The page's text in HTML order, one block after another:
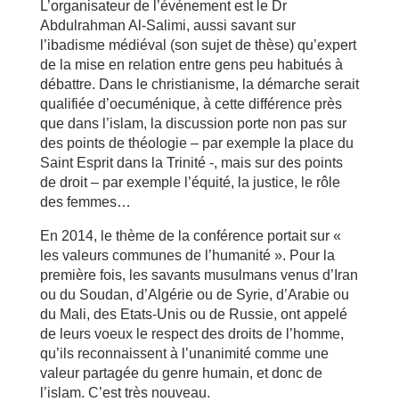
L’organisateur de l’événement est le Dr
Abdulrahman Al-Salimi, aussi savant sur
l’ibadisme médiéval (son sujet de thèse) qu’expert
de la mise en relation entre gens peu habitués à
débattre. Dans le christianisme, la démarche serait
qualifiée d’oecuménique, à cette différence près
que dans l’islam, la discussion porte non pas sur
des points de théologie – par exemple la place du
Saint Esprit dans la Trinité -, mais sur des points
de droit – par exemple l’équité, la justice, le rôle
des femmes…
En 2014, le thème de la conférence portait sur «
les valeurs communes de l’humanité ». Pour la
première fois, les savants musulmans venus d’Iran
ou du Soudan, d’Algérie ou de Syrie, d’Arabie ou
du Mali, des Etats-Unis ou de Russie, ont appelé
de leurs voeux le respect des droits de l’homme,
qu’ils reconnaissent à l’unanimité comme une
valeur partagée du genre humain, et donc de
l’islam. C’est très nouveau.